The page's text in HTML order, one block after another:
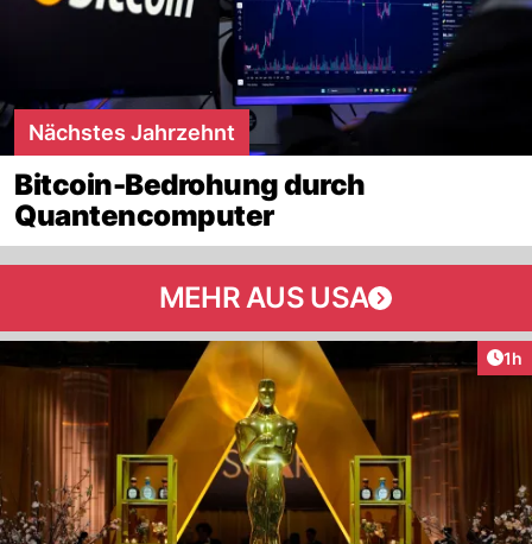
Nächstes Jahrzehnt
Bitcoin-Bedrohung durch
Quantencomputer
MEHR AUS USA
1h